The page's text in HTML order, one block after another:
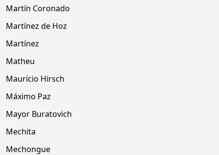
Martín Coronado
Martínez de Hoz
Martínez
Matheu
Mauricio Hirsch
Máximo Paz
Mayor Buratovich
Mechita
Mechongue